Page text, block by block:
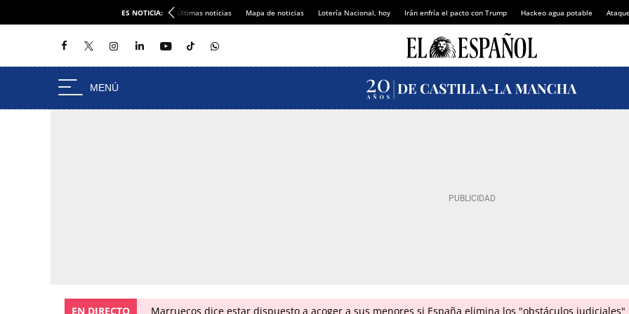
ES NOTICIA: Últimas noticias Mapa de noticias Lotería Nacional, hoy Irán enfría el pacto con Trump Hackeo agua potable
EN DIRECTO Marruecos dice estar dispuesto a acoger a sus menores si España elimina los "obstáculos judiciales"